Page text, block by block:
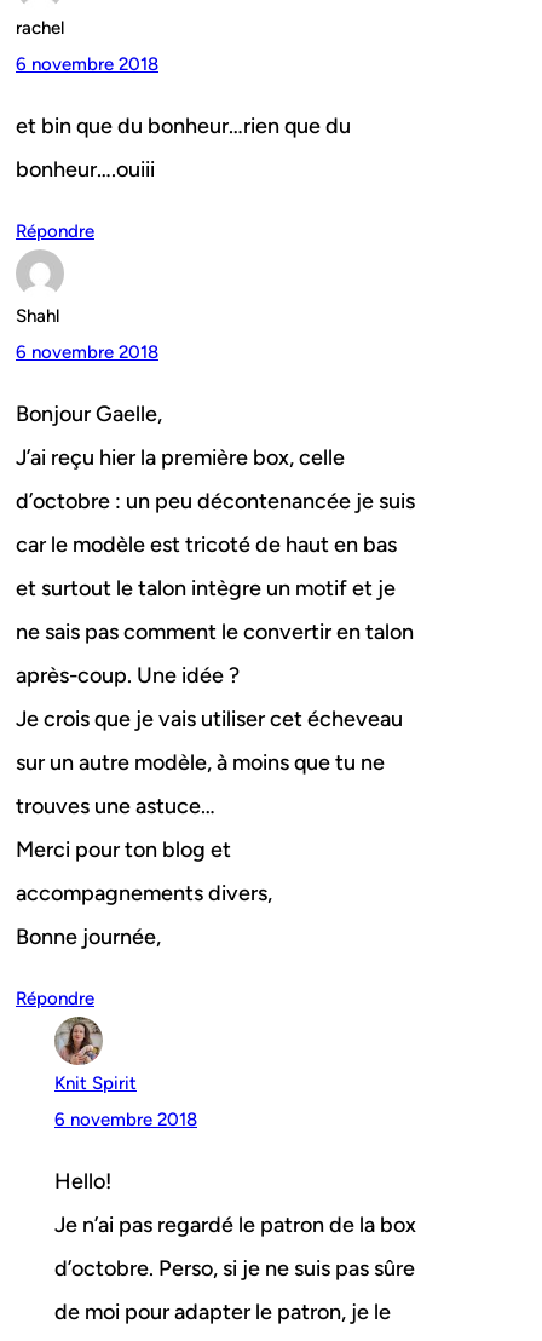
rachel
6 novembre 2018
et bin que du bonheur…rien que du
bonheur….ouiii
Répondre
Shahl
6 novembre 2018
Bonjour Gaelle,
J’ai reçu hier la première box, celle
d’octobre : un peu décontenancée je suis
car le modèle est tricoté de haut en bas
et surtout le talon intègre un motif et je
ne sais pas comment le convertir en talon
après-coup. Une idée ?
Je crois que je vais utiliser cet écheveau
sur un autre modèle, à moins que tu ne
trouves une astuce…
Merci pour ton blog et
accompagnements divers,
Bonne journée,
Répondre
Knit Spirit
6 novembre 2018
Hello!
Je n’ai pas regardé le patron de la box
d’octobre. Perso, si je ne suis pas sûre
de moi pour adapter le patron, je le